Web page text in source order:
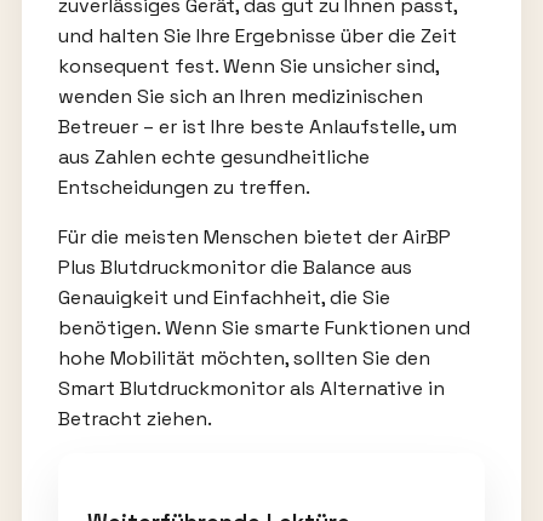
zuverlässiges Gerät, das gut zu Ihnen passt,
und halten Sie Ihre Ergebnisse über die Zeit
konsequent fest. Wenn Sie unsicher sind,
wenden Sie sich an Ihren medizinischen
Betreuer – er ist Ihre beste Anlaufstelle, um
aus Zahlen echte gesundheitliche
Entscheidungen zu treffen.
Für die meisten Menschen bietet der AirBP
Plus Blutdruckmonitor die Balance aus
Genauigkeit und Einfachheit, die Sie
benötigen. Wenn Sie smarte Funktionen und
hohe Mobilität möchten, sollten Sie den
Smart Blutdruckmonitor als Alternative in
Betracht ziehen.